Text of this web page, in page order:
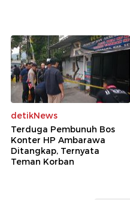
detikNews
Terduga Pembunuh Bos
Konter HP Ambarawa
Ditangkap, Ternyata
Teman Korban